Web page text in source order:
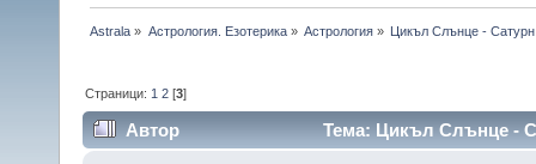
Astrala » Астрология. Езотерика» Астрология» Цикъл Слънце -
Страници: 1 2 [3]
Автор Тема: Цикъл Слънце -